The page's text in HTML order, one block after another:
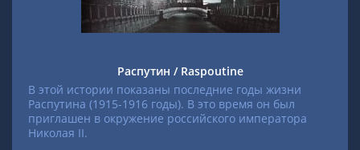
Распутин / Raspoutine
В этой истории показаны последние годы жизни
Распутина (1915-1916 годы). В это время он был
приглашен в окружение российского императора
Николая II.